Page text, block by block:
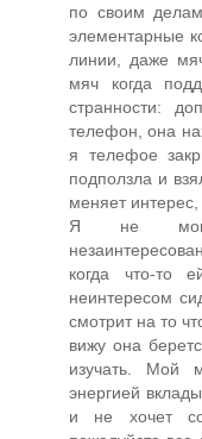
по своим
элементарные
линии, даже
мяч когда
странности:
телефон, она
я телефое
подползла и
меняет
Я не могу
когда что-то
неинтересом
смотрит на то
вижу она
изучать. Мой
энергией
и не хочет